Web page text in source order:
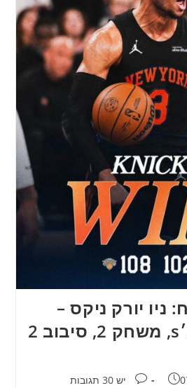
יורק ניקס –
פילדלפיה 76׳s, משחק 2, סיבוב 2
תגובות:
יש 30 תגובות